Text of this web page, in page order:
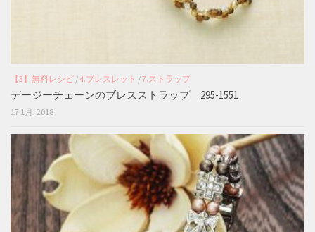
【3】無料レシピ /4.ブレスレット /7.ストラップ
デージーチェーンのブレスストラップ 295-1551
17 1月, 2018